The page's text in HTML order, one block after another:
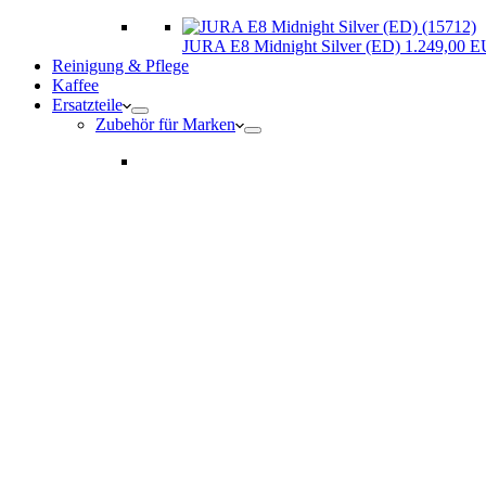
JURA E8 Midnight Silver (ED) 1.249,00
Reinigung & Pflege
Kaffee
Ersatzteile
Zubehör für Marken